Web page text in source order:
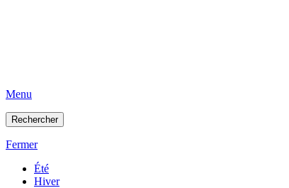
Menu
Rechercher
Fermer
Été
Hiver